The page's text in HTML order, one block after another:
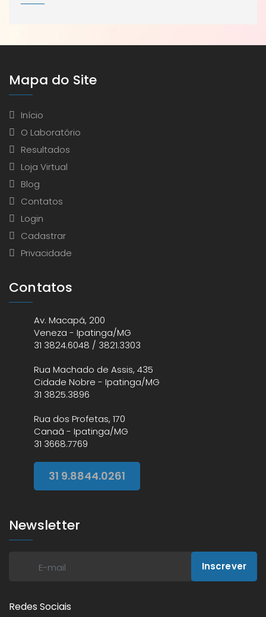
Mapa do Site
Início
O Laboratório
Resultados
Loja Virtual
Blog
Contatos
Login
Cadastrar
Privacidade
Contatos
Av. Macapá, 200
Veneza - Ipatinga/MG
31 3824.6048 / 3821.3303
Rua Machado de Assis, 435
Cidade Nobre - Ipatinga/MG
31 3825.3896
Rua dos Profetas, 170
Canaã - Ipatinga/MG
31 3668.7769
31 9.8844.0261
Newsletter
Inscrever
Redes Sociais